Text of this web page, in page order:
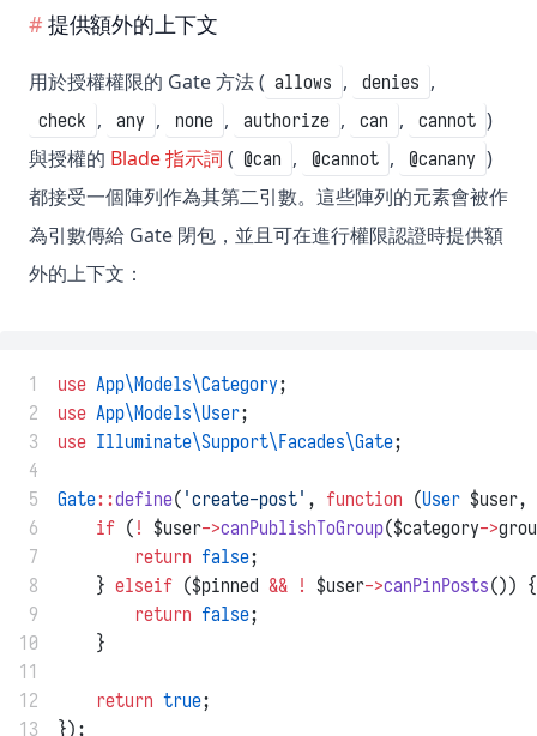
提供額外的上下文
用於授權權限的 Gate 方法 ( allows , denies ,
check , any , none , authorize , can , cannot )
與授權的 Blade 指示詞 ( @can , @cannot , @canany )
都接受一個陣列作為其第二引數。這些陣列的元素會被作
為引數傳給 Gate 閉包，並且可在進行權限認證時提供額
外的上下文：
1 use App\Models\Category;
2
use App\Models\User;
3
use Illuminate\Support\Facades\Gate;
4
5
Gate::define( 'create-post' , function (User $user,
6
if ( ! $user->canPublishToGroup($category->
7
return false;
8
    }
elseif ($pinned && ! $user->canPinPosts()) {
9
return false;
10
    }
11
12
return true;
13
});